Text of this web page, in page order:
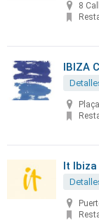
8
IBIZA
It Ibiza